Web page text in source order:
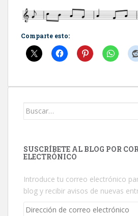
Comparte esto:
Buscar:
SUSCRÍBETE AL BLOG POR
ELECTRÓNICO
Introduce tu correo electrónico
blog y recibir avisos de nuevas
Dirección